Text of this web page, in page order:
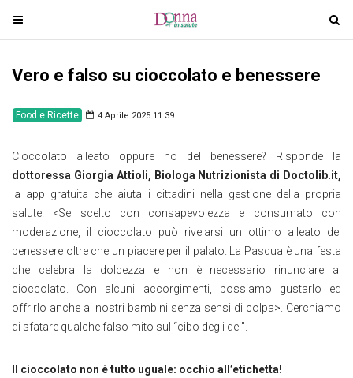
T
o
g
e
a
v
i
g
a
t
i
o
n
T
o
a
v
i
g
a
t
o
n
Vero e falso su cioccolato e benessere
Food e Ricette 4 Aprile 2025 11:39
Cioccolato alleato oppure no del benessere? Risponde la
dottoressa Giorgia Attioli, Biologa Nutrizionista di Doctolib.it,
la app gratuita che aiuta i cittadini nella gestione della propria
salute. <Se scelto con consapevolezza e consumato con
moderazione, il cioccolato può rivelarsi un ottimo alleato del
benessere oltre che un piacere per il palato. La Pasqua è una festa
che celebra la dolcezza e non è necessario rinunciare al
cioccolato. Con alcuni accorgimenti, possiamo gustarlo ed
offrirlo anche ai nostri bambini senza sensi di colpa>. Cerchiamo
di sfatare qualche falso mito sul “cibo degli dei”.
Il cioccolato non è tutto uguale: occhio all’etichetta!